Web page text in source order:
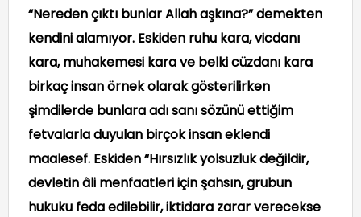
“Nereden çıktı bunlar Allah aşkına?” demekten
kendini alamıyor. Eskiden ruhu kara, vicdanı
kara, muhakemesi kara ve belki cüzdanı kara
birkaç insan örnek olarak gösterilirken
şimdilerde bunlara adı sanı sözünü ettiğim
fetvalarla duyulan birçok insan eklendi
maalesef. Eskiden “Hırsızlık yolsuzluk değildir,
devletin âli menfaatleri için şahsın, grubun
hukuku feda edilebilir, iktidara zarar verecekse